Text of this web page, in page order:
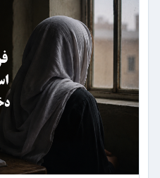
ناامیدی
یک
دختر
افغان
سایه
محدودیت‌های
آموزشی